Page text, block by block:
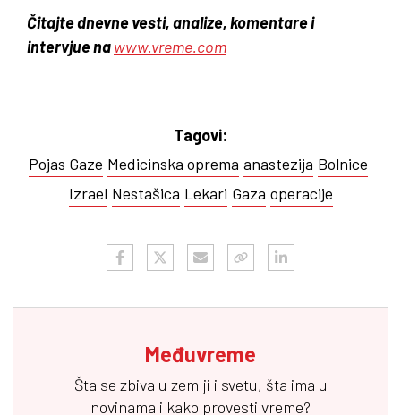
Čitajte dnevne vesti, analize, komentare i
intervjue nawww.vreme.com
Tagovi:
Pojas Gaze Medicinska oprema anastezija Bolnice
Izrael Nestašica Lekari Gaza operacije
Međuvreme
Šta se zbiva u zemlji i svetu, šta ima u
novinama i kako provesti vreme?